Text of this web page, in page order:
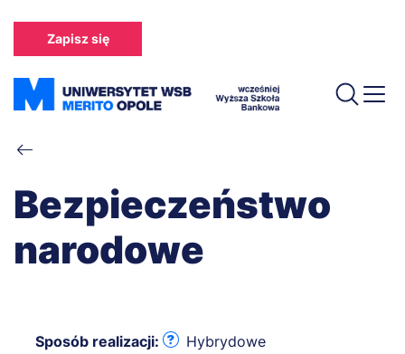
treści
Zapisz się
Ścieżka
nawigacyjna
Bezpieczeństwo
narodowe
Sposób realizacji:
Hybrydowe